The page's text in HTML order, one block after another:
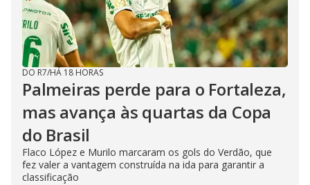
DO R7/HÁ 18 HORAS
Palmeiras perde para o Fortaleza,
mas avança às quartas da Copa
do Brasil
Flaco López e Murilo marcaram os gols do Verdão, que
fez valer a vantagem construída na ida para garantir a
classificação